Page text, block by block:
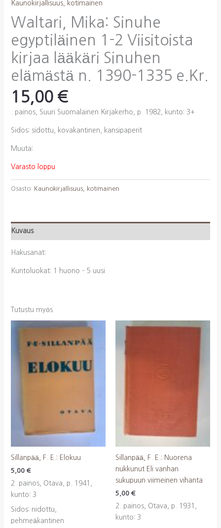
Kaunokirjallisuus, kotimainen
Waltari, Mika: Sinuhe
egyptiläinen 1-2 Viisitoista
kirjaa lääkäri Sinuhen
elämästä n. 1390-1335 e.Kr.
15,00 €
. painos, Suuri Suomalainen Kirjakerho, p. 1982, kunto: 3+
Sidos: sidottu, kovakantinen, kansipaperit
Muuta:
Varasto loppu
Osasto: Kaunokirjallisuus, kotimainen
Kuvaus
Hakusanat:
Kuntoluokat: 1 huono – 5 uusi
Tutustu myös
Sillanpää, F. E.: Elokuu
5,00 €
2. painos, Otava, p. 1941,
kunto: 3
Sidos: nidottu,
pehmeäkantinen
Sillanpää, F. E.: Nuorena
nukkunut Eli vanhan
sukupuun viimeinen vihanta
5,00 €
2. painos, Otava, p. 1931,
kunto: 3